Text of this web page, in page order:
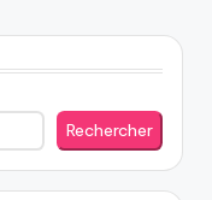
Rechercher